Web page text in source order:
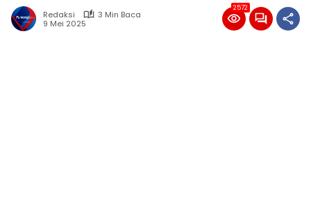
Redaksi
3 Min Baca
9 Mei 2025
2572